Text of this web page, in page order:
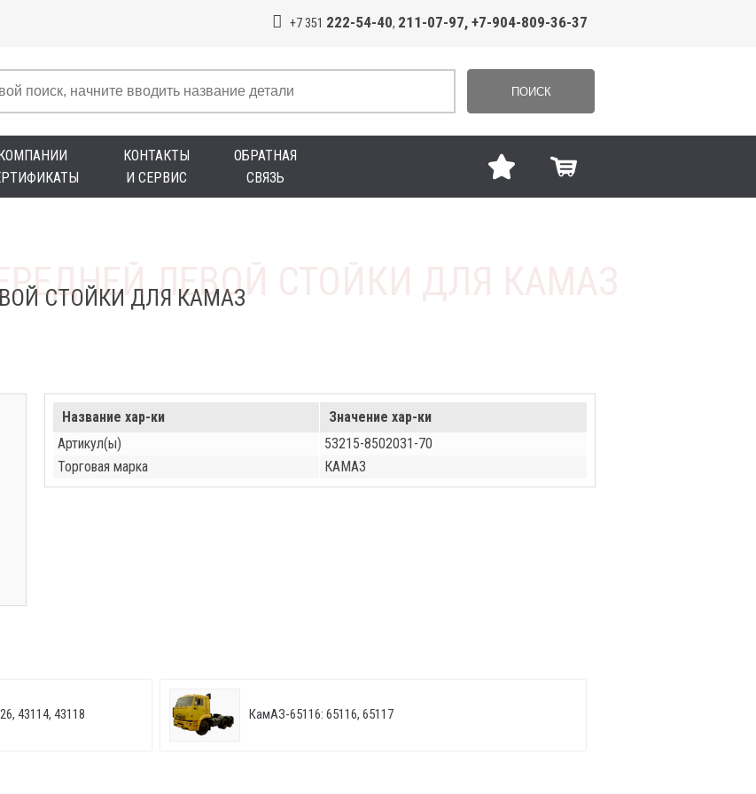
+7 351 222-54-40, 211-07-97, +7-904-809-36-37
ПОИСК
КОНТАКТЫ
И СЕРВИС
ОБРАТНАЯ
СВЯЗЬ
СТОЙКИ ДЛЯ КАМАЗ
Название хар-ки
Значение хар-ки
Артикул(ы)
53215-8502031-70
Торговая марка
КАМАЗ
43114, 43118 КамАЗ-65116: 65116, 65117